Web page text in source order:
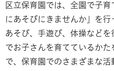
区立保育園では、全園で子
にあそびにきませんか」を
あそび、手遊び、体操など
でお子さんを育てているか
で、保育園でのさまざまな